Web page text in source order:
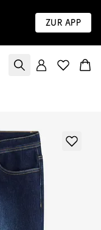
Zur App